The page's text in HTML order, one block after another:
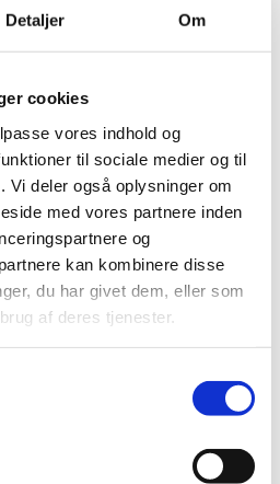
Detaljer Om
cookies
vores indhold og
til sociale medier og til
Vi deler også oplysninger om
med vores partnere inden
og
kan kombinere disse
du har givet dem, eller som
af deres tjenester.